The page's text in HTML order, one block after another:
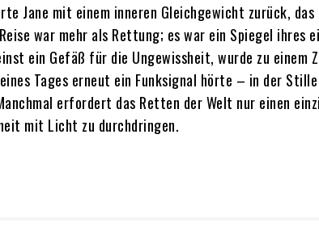
Jane mit einem inneren Gleichgewicht zurück, das
war mehr als Rettung; es war ein Spiegel ihres
ein Gefäß für die Ungewissheit, wurde zu einem
Tages erneut ein Funksignal hörte – in der
erfordert das Retten der Welt nur einen
mit Licht zu durchdringen.